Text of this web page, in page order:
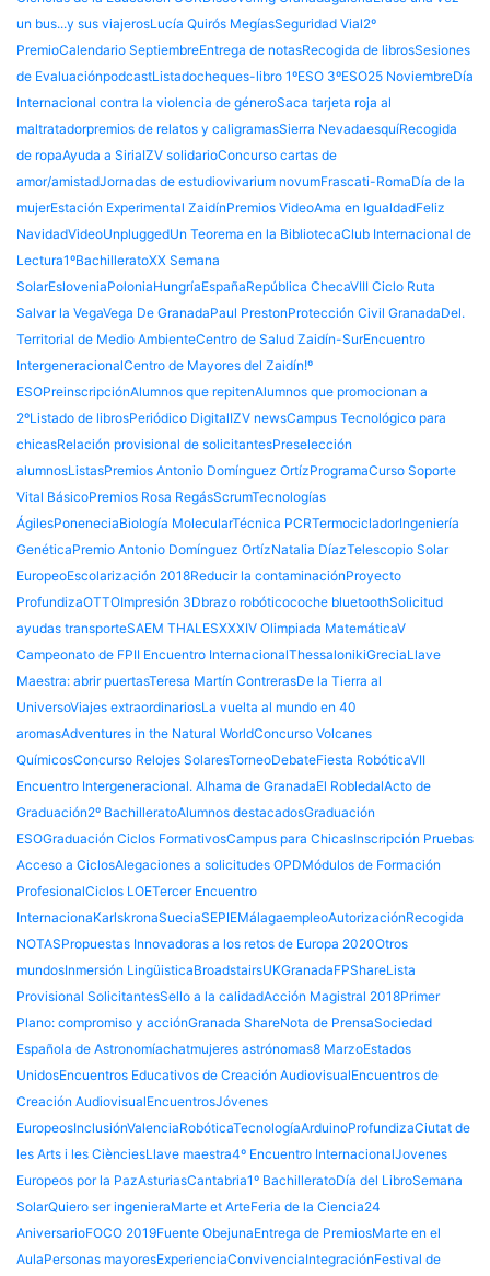
un bus...y sus viajerosLucía Quirós MegíasSeguridad Vial2º
PremioCalendario SeptiembreEntrega de notasRecogida de librosSesiones
de EvaluaciónpodcastListadocheques-libro 1ºESO 3ºESO25 NoviembreDía
Internacional contra la violencia de géneroSaca tarjeta roja al
maltratadorpremios de relatos y caligramasSierra NevadaesquíRecogida
de ropaAyuda a SiriaIZV solidarioConcurso cartas de
amor/amistadJornadas de estudiovivarium novumFrascati-RomaDía de la
mujerEstación Experimental ZaidínPremios VideoAma en IgualdadFeliz
NavidadVideoUnpluggedUn Teorema en la BibliotecaClub Internacional de
Lectura1ºBachilleratoXX Semana
SolarEsloveniaPoloniaHungríaEspañaRepública ChecaVIII Ciclo Ruta
Salvar la VegaVega De GranadaPaul PrestonProtección Civil GranadaDel.
Territorial de Medio AmbienteCentro de Salud Zaidín-SurEncuentro
IntergeneracionalCentro de Mayores del Zaidín!º
ESOPreinscripciónAlumnos que repitenAlumnos que promocionan a
2ºListado de librosPeriódico DigitalIZV newsCampus Tecnológico para
chicasRelación provisional de solicitantesPreselección
alumnosListasPremios Antonio Domínguez OrtízProgramaCurso Soporte
Vital BásicoPremios Rosa RegásScrumTecnologías
ÁgilesPoneneciaBiología MolecularTécnica PCRTermocicladorIngeniería
GenéticaPremio Antonio Domínguez OrtízNatalia DíazTelescopio Solar
EuropeoEscolarización 2018Reducir la contaminaciónProyecto
ProfundizaOTTOImpresión 3Dbrazo robóticocoche bluetoothSolicitud
ayudas transporteSAEM THALESXXXIV Olimpiada MatemáticaV
Campeonato de FPII Encuentro InternacionalThessalonikiGreciaLlave
Maestra: abrir puertasTeresa Martín ContrerasDe la Tierra al
UniversoViajes extraordinariosLa vuelta al mundo en 40
aromasAdventures in the Natural WorldConcurso Volcanes
QuímicosConcurso Relojes SolaresTorneoDebateFiesta RobóticaVII
Encuentro Intergeneracional. Alhama de GranadaEl RobledalActo de
Graduación2º BachilleratoAlumnos destacadosGraduación
ESOGraduación Ciclos FormativosCampus para ChicasInscripción Pruebas
Acceso a CiclosAlegaciones a solicitudes OPDMódulos de Formación
ProfesionalCiclos LOETercer Encuentro
InternacionaKarlskronaSueciaSEPIEMálagaempleoAutorizaciónRecogida
NOTASPropuestas Innovadoras a los retos de Europa 2020Otros
mundosInmersión LingüisticaBroadstairsUKGranadaFPShareLista
Provisional SolicitantesSello a la calidadAcción Magistral 2018Primer
Plano: compromiso y acciónGranada ShareNota de PrensaSociedad
Española de Astronomíachatmujeres astrónomas8 MarzoEstados
UnidosEncuentros Educativos de Creación AudiovisualEncuentros de
Creación AudiovisualEncuentrosJóvenes
EuropeosInclusiónValenciaRobóticaTecnologíaArduinoProfundizaCiutat de
les Arts i les CiènciesLlave maestra4º Encuentro InternacionalJovenes
Europeos por la PazAsturiasCantabria1º BachilleratoDía del LibroSemana
SolarQuiero ser ingenieraMarte et ArteFeria de la Ciencia24
AniversarioFOCO 2019Fuente ObejunaEntrega de PremiosMarte en el
AulaPersonas mayoresExperienciaConvivenciaIntegraciónFestival de